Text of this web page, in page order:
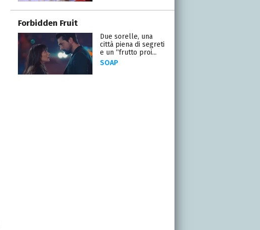
Forbidden Fruit
Due sorelle, una
città piena di segreti
e un “frutto proi...
SOAP